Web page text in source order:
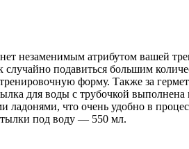
незаменимым атрибутом вашей
подавиться большим
форму. Также за
для воды с трубочкой
что очень удобно в
под воду — 550 мл.